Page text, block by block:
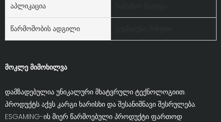
Აპლიკაცია
Წარმოშობის Ადგილი
მოკლე მიმოხილვა
დამზადებულია უნიკალური მხატვრული ტექნოლოგიით.
პროდუქტს აქვს კარგი ხარისხი და შესანიშნავი შესრულება.
ESGAMING-ის მიერ წარმოებული პროდუქტი ფართოდ